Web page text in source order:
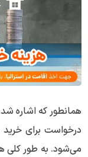
درخواست برای
می‌شود. به طور کلی